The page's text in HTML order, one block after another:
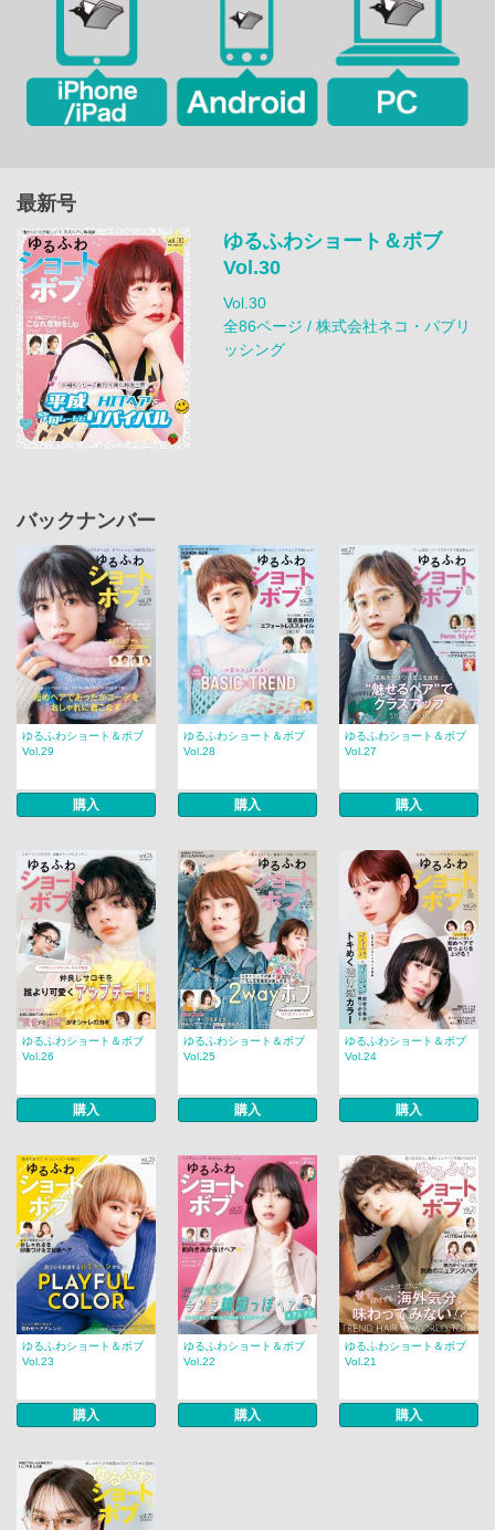
最新号
ゆるふわショート＆ボブ
Vol.30
Vol.30
全86ページ / 株式会社ネコ・パブリ
ッシング
バックナンバー
ゆるふわショート＆ボブ
Vol.29
購入
ゆるふわショート＆ボブ
Vol.28
購入
ゆるふわショート＆ボブ
Vol.27
購入
ゆるふわショート＆ボブ
Vol.26
購入
ゆるふわショート＆ボブ
Vol.25
購入
ゆるふわショート＆ボブ
Vol.24
購入
ゆるふわショート＆ボブ
Vol.23
購入
ゆるふわショート＆ボブ
Vol.22
購入
ゆるふわショート＆ボブ
Vol.21
購入